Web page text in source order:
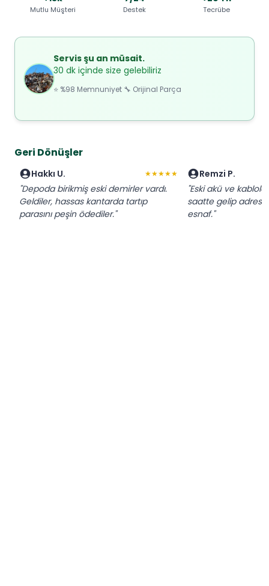
Mutlu Müşteri Destek Tecrübe
Servis şu an müsait.
30 dk içinde size gelebiliriz
⭐ %98 Memnuniyet 🔧 Orijinal Parça
Geri Dönüşler
Hakkı U. ★★★★★
"Depoda birikmiş eski demirler vardı.
Geldiler, hassas kantarda tartıp
parasını peşin ödediler."
Remzi P.
"Eski akü ve
saatte gelip
esnaf."